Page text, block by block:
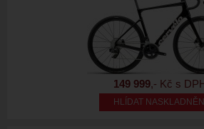
149 999,- Kč s
HLÍDAT NASKLADNĚNÍ